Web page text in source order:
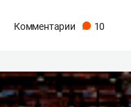
Комментарии 10